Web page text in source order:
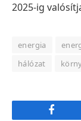
2025-ig
energia
hálózat